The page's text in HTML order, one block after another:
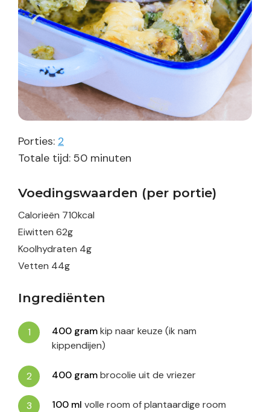
Porties: 2
Totale tijd: 50minuten
minuten
Voedingswaarden (per portie)
Calorieën 710kcal
Eiwitten 62g
Koolhydraten 4g
Vetten 44g
Ingrediënten
400 gramkip naar keuze (ik nam
kippendijen)
400 grambrocolie uit de vriezer
100 ml volle room of plantaardige room